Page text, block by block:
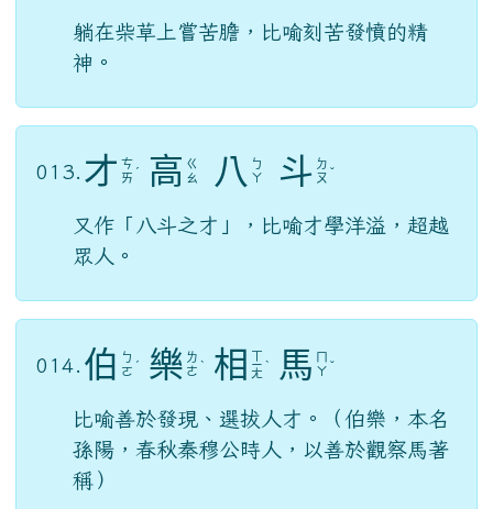
躺在柴草上嘗苦膽，比喻刻苦發憤的精
神。
013. 才 ㄘ
ㄞ ˊ 高 ㄍ
ㄠ
八 ㄅ
ㄚ
斗 ㄉ
ㄡ ˇ
又作「八斗之才」，比喻才學洋溢，超越
眾人。
014. 伯 ㄅ
ㄛ ˊ 樂 ㄌ
ㄜ ˋ 相 ㄧ
ㄤ
ˋ 馬 ㄚ ˇ
比喻善於發現、選拔人才。（伯樂，本名
孫陽，春秋秦穆公時人，以善於觀察馬著
稱）